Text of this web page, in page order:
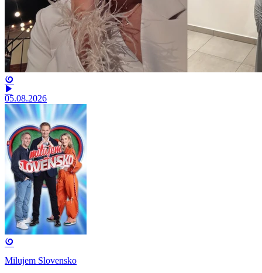
05.08.2026
Milujem Slovensko